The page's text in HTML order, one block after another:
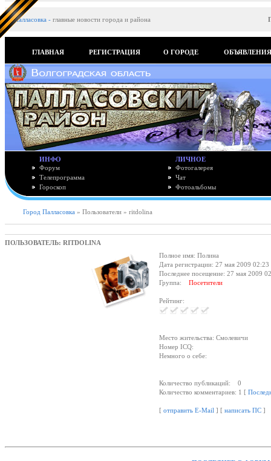
Палласовка - главные новости города и района
ГЛАВНАЯ РЕГИСТРАЦИЯ О ГОРОДЕ ОБЪЯВЛЕНИЯ
ИНФО
Форум
Телепрограмма
Гороскоп
ЛИЧНОЕ
Фотогалерея
Чат
Фотоальбомы
Город Палласовка » Пользователи » ritdolina
ПОЛЬЗОВАТЕЛЬ: RITDOLINA
Полное имя: Полина
Дата регистрации: 27 мая 2009 02:23
Последнее посещение: 27 мая 2009
Группа: Посетители
Рейтинг:
Место жительства: Смолевичи
Номер ICQ:
Немного о себе:
Количество публикаций: 0
Количество комментариев: 1 [
[ отправить E-Mail ] [ написать ПС]